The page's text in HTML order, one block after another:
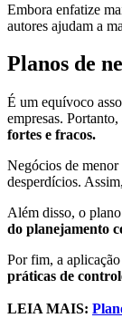
Embora enfatize
autores ajudam a
Planos de
É um equívoco
empresas.
fortes e fracos.
Negócios de menor
desperdícios.
Além disso, o
do planejamento
Por fim, a
práticas de
LEIA MAIS: